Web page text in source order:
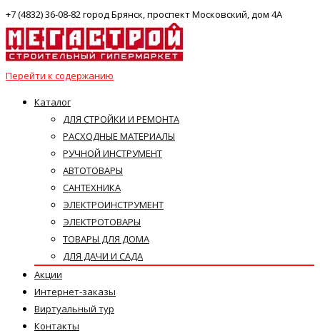
+7 (4832) 36-08-82 город Брянск, проспект Московский, дом 4А
Перейти к содержанию
Каталог
ДЛЯ СТРОЙКИ И РЕМОНТА
РАСХОДНЫЕ МАТЕРИАЛЫ
РУЧНОЙ ИНСТРУМЕНТ
АВТОТОВАРЫ
САНТЕХНИКА
ЭЛЕКТРОИНСТРУМЕНТ
ЭЛЕКТРОТОВАРЫ
ТОВАРЫ ДЛЯ ДОМА
ДЛЯ ДАЧИ И САДА
Акции
Интернет-заказы
Виртуальный тур
Контакты